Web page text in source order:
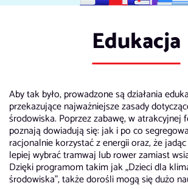
Edukacja
Aby tak było, prowadzone są działania
przekazujące najważniejsze zasady
środowiska. Poprzez zabawę, w atrakcyjnej
poznają dowiadują się: jak i po co
racjonalnie korzystać z energii oraz, że
lepiej wybrać tramwaj lub rower zamiast
Dzięki programom takim jak „Dzieci dla
środowiska”, także dorośli mogą się dużo